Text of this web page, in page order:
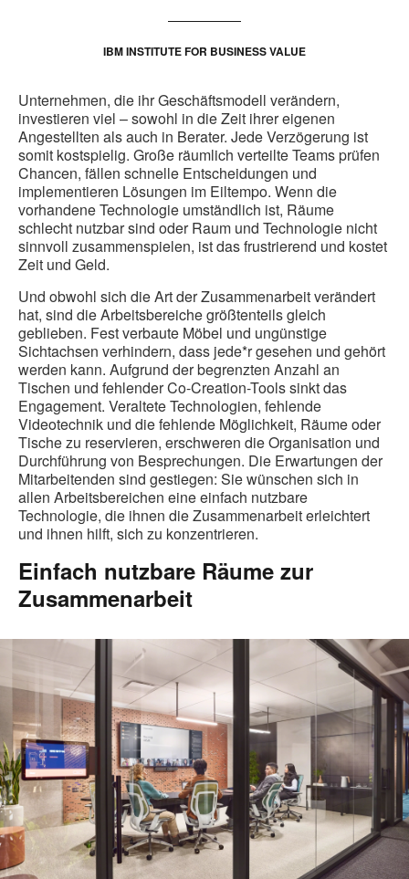
IBM INSTITUTE FOR BUSINESS VALUE
Unternehmen, die ihr Geschäftsmodell verändern,
investieren viel – sowohl in die Zeit ihrer eigenen
Angestellten als auch in Berater. Jede Verzögerung ist
somit kostspielig. Große räumlich verteilte Teams prüfen
Chancen, fällen schnelle Entscheidungen und
implementieren Lösungen im Eiltempo. Wenn die
vorhandene Technologie umständlich ist, Räume
schlecht nutzbar sind oder Raum und Technologie nicht
sinnvoll zusammenspielen, ist das frustrierend und kostet
Zeit und Geld.
Und obwohl sich die Art der Zusammenarbeit verändert
hat, sind die Arbeitsbereiche größtenteils gleich
geblieben. Fest verbaute Möbel und ungünstige
Sichtachsen verhindern, dass jede*r gesehen und gehört
werden kann. Aufgrund der begrenzten Anzahl an
Tischen und fehlender Co-Creation-Tools sinkt das
Engagement. Veraltete Technologien, fehlende
Videotechnik und die fehlende Möglichkeit, Räume oder
Tische zu reservieren, erschweren die Organisation und
Durchführung von Besprechungen. Die Erwartungen der
Mitarbeitenden sind gestiegen: Sie wünschen sich in
allen Arbeitsbereichen eine einfach nutzbare
Technologie, die ihnen die Zusammenarbeit erleichtert
und ihnen hilft, sich zu konzentrieren.
Einfach nutzbare Räume zur
Zusammenarbeit